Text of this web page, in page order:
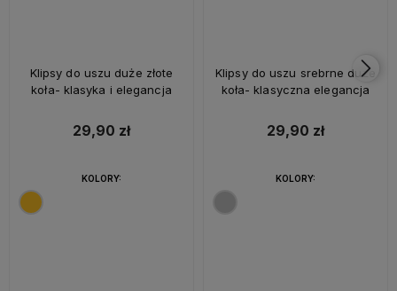
Klipsy do uszu duże złote
koła- klasyka i elegancja
29,90 zł
KOLORY:
Klipsy do uszu srebrne duże
koła- klasyczna elegancja
29,90 zł
KOLORY: